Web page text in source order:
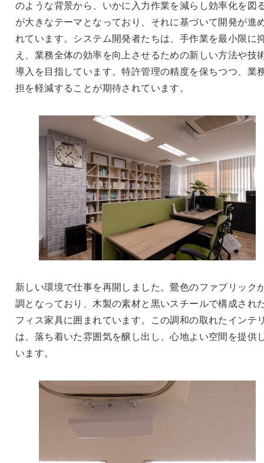
のような背景から、いかに入力作業を減らし効率化を図
が大きなテーマとなっており、それに基づいて開発が進
れています。システム開発者たちは、手作業を最小限に
え、業務全体の効率を向上させるための新しい方法や技
導入を目指しています。特許管理の精度を保ちつつ、業
担を軽減することが期待されています。
新しい環境で仕事を再開しました。鶯色のファブリック
調となっており、木製の素材と黒いスチールで構成され
フィス家具に囲まれています。この調和の取れたインテ
は、落ち着いた雰囲気を醸し出し、心地よい空間を提供
います。